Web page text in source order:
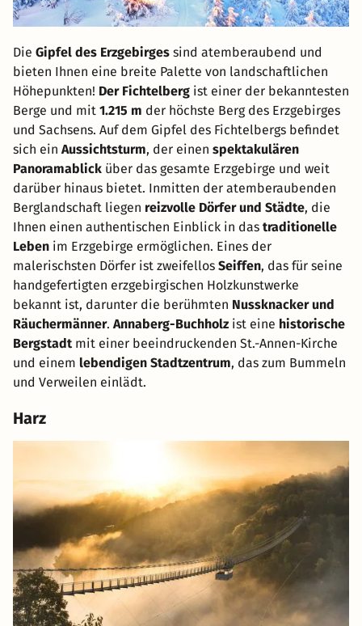
Die Gipfel des Erzgebirges sind atemberaubend und
bieten Ihnen eine breite Palette von landschaftlichen
Höhepunkten! Der Fichtelberg ist einer der bekanntesten
Berge und mit 1.215 m der höchste Berg des Erzgebirges
und Sachsens. Auf dem Gipfel des Fichtelbergs befindet
sich ein Aussichtsturm, der einen spektakulären
Panoramablick über das gesamte Erzgebirge und weit
darüber hinaus bietet. Inmitten der atemberaubenden
Berglandschaft liegen reizvolle Dörfer und Städte, die
Ihnen einen authentischen Einblick in das traditionelle
Leben im Erzgebirge ermöglichen. Eines der
malerischsten Dörfer ist zweifellos Seiffen, das für seine
handgefertigten erzgebirgischen Holzkunstwerke
bekannt ist, darunter die berühmten Nussknacker und
Räuchermänner. Annaberg-Buchholz ist eine historische
Bergstadtmit einer beeindruckenden St.-Annen-Kirche
und einem lebendigen Stadtzentrum, das zum Bummeln
und Verweilen einlädt.
Harz